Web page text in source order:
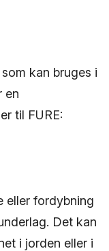
kan bruges i
en
til FURE:
eller fordybning
Det kan
i jorden eller i